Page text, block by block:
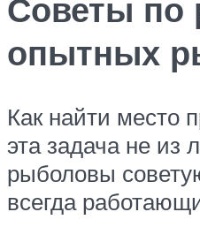
Советы по
опытных
Как найти место
эта задача не из
рыболовы
всегда